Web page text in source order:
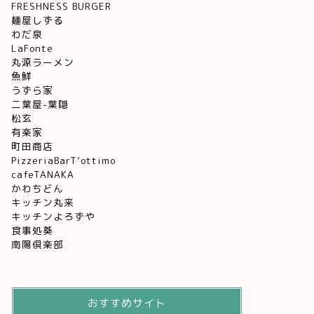
FRESHNESS BURGER
麺屋しずる
わだ泉
LaFonte
丸源ラーメン
魚鮮
うずら家
二葉屋-葉隠
松玄
有楽家
町田商店
PizzeriaBarT’ottimo
cafeTANAKA
かわちどん
キッチン丸来
キッチンよろずや
食事処葵
南陽倶楽部
おすすめサイト